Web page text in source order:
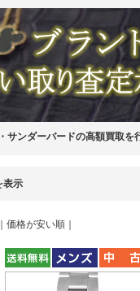
サンダーバードの高額買取を
表示
価格が安い順